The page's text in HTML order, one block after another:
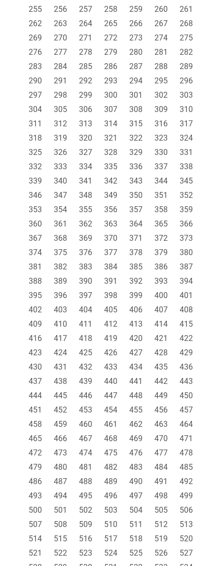
255
256 257 258 259 260
261
262
263 264 265 266 267
268
269
270 271 272 273 274
275
276
277 278 279 280 281
282
283
284 285 286 287 288
289
290
291 292 293 294 295
296
297
298 299 300 301 302
303
304
305 306 307 308 309
310
311
312 313 314 315 316
317
318
319 320 321 322 323
324
325
326 327 328 329 330
331
332
333 334 335 336 337
338
339
340 341 342 343 344
345
346
347 348 349 350 351
352
353
354 355 356 357 358
359
360
361 362 363 364 365
366
367
368 369 370 371 372
373
374
375 376 377 378 379
380
381
382 383 384 385 386
387
388
389 390 391 392 393
394
395
396 397 398 399 400
401
402
403 404 405 406 407
408
409
410 411 412 413 414
415
416
417 418 419 420 421
422
423
424 425 426 427 428
429
430
431 432 433 434 435
436
437
438 439 440 441 442
443
444
445 446 447 448 449
450
451
452 453 454 455 456
457
458
459 460 461 462 463
464
465
466 467 468 469 470
471
472
473 474 475 476 477
478
479
480 481 482 483 484
485
486
487 488 489 490 491
492
493
494 495 496 497 498
499
500
501 502 503 504 505
506
507
508 509 510 511 512
513
514
515 516 517 518 519
520
521
522 523 524 525 526
527